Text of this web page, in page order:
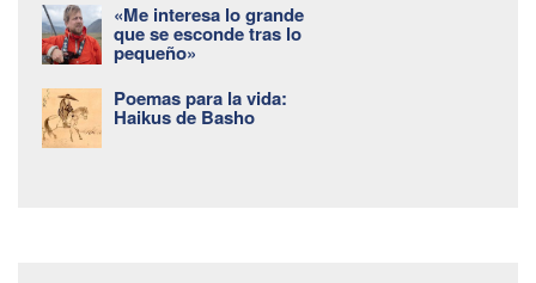
«Me interesa lo grande
que se esconde tras lo
pequeño»
Poemas para la vida:
Haikus de Basho